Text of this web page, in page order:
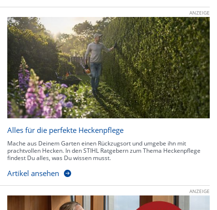
ANZEIGE
Alles für die perfekte Heckenpflege
Mache aus Deinem Garten einen Rückzugsort und umgebe ihn mit
prachtvollen Hecken. In den STIHL Ratgebern zum Thema Heckenpflege
findest Du alles, was Du wissen musst.
Artikel ansehen
ANZEIGE